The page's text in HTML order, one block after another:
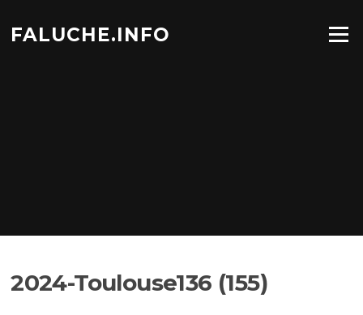
contenu
FALUCHE.INFO Menu
2024-Toulouse136 (155)